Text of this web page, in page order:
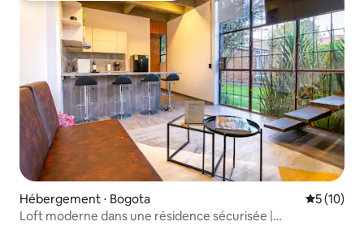
Hébergement ⋅ Bogota
5 (10)
Loft moderne dans une résidence sécurisée |